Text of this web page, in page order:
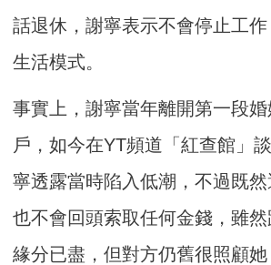
話退休，謝寧表示不會停止工
生活模式。
事實上，謝寧當年離開第一段
戶，如今在YT頻道「紅查館」
寧透露當時陷入低潮，不過既
也不會回頭索取任何金錢，雖
緣分已盡，但對方仍舊很照顧